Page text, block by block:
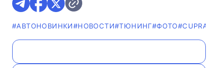
#AВТОНОВИНКИ#НОВОСТИ#ТЮНИНГ#ФОТО#CUPRA